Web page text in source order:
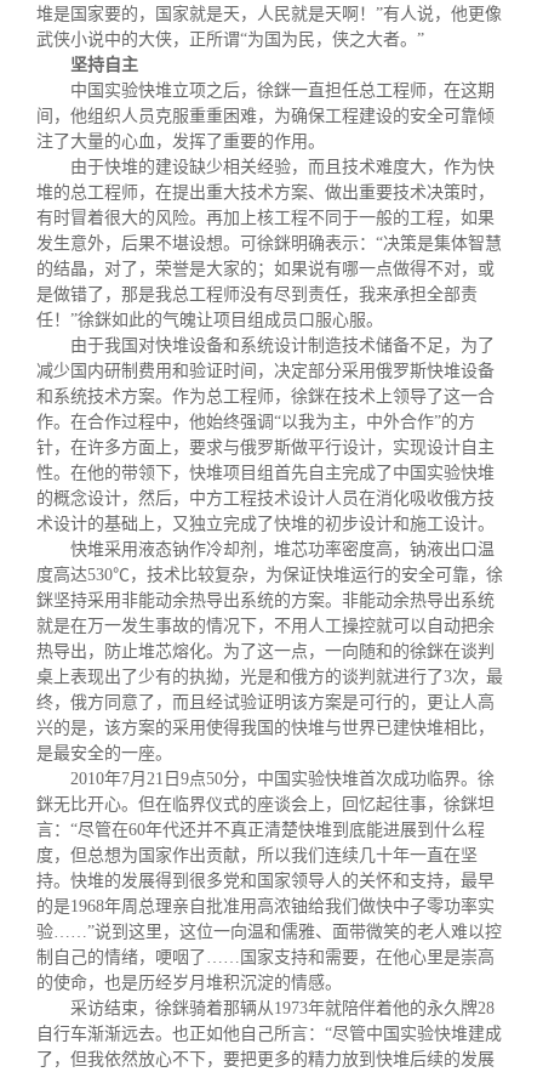
堆是国家要的，国家就是天，人民就是天啊！”有人说，他更像
武侠小说中的大侠，正所谓“为国为民，侠之大者。”
坚持自主
中国实验快堆立项之后，徐銤一直担任总工程师，在这期
间，他组织人员克服重重困难，为确保工程建设的安全可靠倾
注了大量的心血，发挥了重要的作用。
由于快堆的建设缺少相关经验，而且技术难度大，作为快
堆的总工程师，在提出重大技术方案、做出重要技术决策时，
有时冒着很大的风险。再加上核工程不同于一般的工程，如果
发生意外，后果不堪设想。可徐銤明确表示：“决策是集体智慧
的结晶，对了，荣誉是大家的；如果说有哪一点做得不对，或
是做错了，那是我总工程师没有尽到责任，我来承担全部责
任！”徐銤如此的气魄让项目组成员口服心服。
由于我国对快堆设备和系统设计制造技术储备不足，为了
减少国内研制费用和验证时间，决定部分采用俄罗斯快堆设备
和系统技术方案。作为总工程师，徐銤在技术上领导了这一合
作。在合作过程中，他始终强调“以我为主，中外合作”的方
针，在许多方面上，要求与俄罗斯做平行设计，实现设计自主
性。在他的带领下，快堆项目组首先自主完成了中国实验快堆
的概念设计，然后，中方工程技术设计人员在消化吸收俄方技
术设计的基础上，又独立完成了快堆的初步设计和施工设计。
快堆采用液态钠作冷却剂，堆芯功率密度高，钠液出口温
度高达530℃，技术比较复杂，为保证快堆运行的安全可靠，徐
銤坚持采用非能动余热导出系统的方案。非能动余热导出系统
就是在万一发生事故的情况下，不用人工操控就可以自动把余
热导出，防止堆芯熔化。为了这一点，一向随和的徐銤在谈判
桌上表现出了少有的执拗，光是和俄方的谈判就进行了3次，最
终，俄方同意了，而且经试验证明该方案是可行的，更让人高
兴的是，该方案的采用使得我国的快堆与世界已建快堆相比，
是最安全的一座。
2010年7月21日9点50分，中国实验快堆首次成功临界。徐
銤无比开心。但在临界仪式的座谈会上，回忆起往事，徐銤坦
言：“尽管在60年代还并不真正清楚快堆到底能进展到什么程
度，但总想为国家作出贡献，所以我们连续几十年一直在坚
持。快堆的发展得到很多党和国家领导人的关怀和支持，最早
的是1968年周总理亲自批准用高浓铀给我们做快中子零功率实
验……”说到这里，这位一向温和儒雅、面带微笑的老人难以控
制自己的情绪，哽咽了……国家支持和需要，在他心里是崇高
的使命，也是历经岁月堆积沉淀的情感。
采访结束，徐銤骑着那辆从1973年就陪伴着他的永久牌28
自行车渐渐远去。也正如他自己所言：“尽管中国实验快堆建成
了，但我依然放心不下，要把更多的精力放到快堆后续的发展